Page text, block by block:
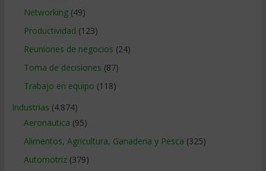
Networking(49)
Productividad (123)
Reuniones de negocios (24)
Toma de decisiones (87)
Trabajo en equipo (118)
Industrias (4.874)
Aeronautica (95)
Alimentos, Agricultura, Ganaderia y Pesca (325)
Automotriz(379)